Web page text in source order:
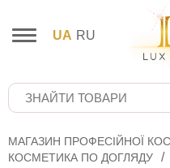
UA RU
МАГАЗИН ПРОФЕСІЙНОЇ
КОСМЕТИКА ПО ДОГЛЯДУ